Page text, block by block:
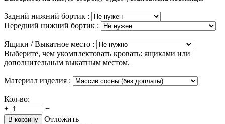
Задний нижний бортик :
Передний нижний бортик :
Ящики / Выкатное место :
Выберите, чем укомплектовать кровать: ящиками или
дополнительным выкатным местом.
Материал изделия :
Кол-во:
+
−
В корзину
Отложить